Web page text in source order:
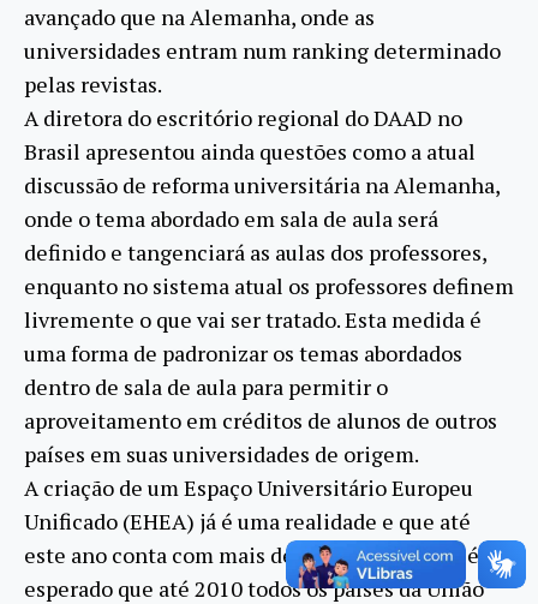
avançado que na Alemanha, onde as
universidades entram num ranking determinado
pelas revistas.
A diretora do escritório regional do DAAD no
Brasil apresentou ainda questões como a atual
discussão de reforma universitária na Alemanha,
onde o tema abordado em sala de aula será
definido e tangenciará as aulas dos professores,
enquanto no sistema atual os professores definem
livremente o que vai ser tratado. Esta medida é
uma forma de padronizar os temas abordados
dentro de sala de aula para permitir o
aproveitamento em créditos de alunos de outros
países em suas universidades de origem.
A criação de um Espaço Universitário Europeu
Unificado (EHEA) já é uma realidade e que até
este ano conta com mais de 40 países, porém é
esperado que até 2010 todos os países da União